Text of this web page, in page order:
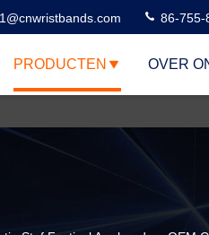
86-755-
PRODUCTEN OVER